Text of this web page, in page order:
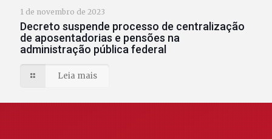
1 de novembro de 2023
Decreto suspende processo de centralização
de aposentadorias e pensões na
administração pública federal
Leia mais